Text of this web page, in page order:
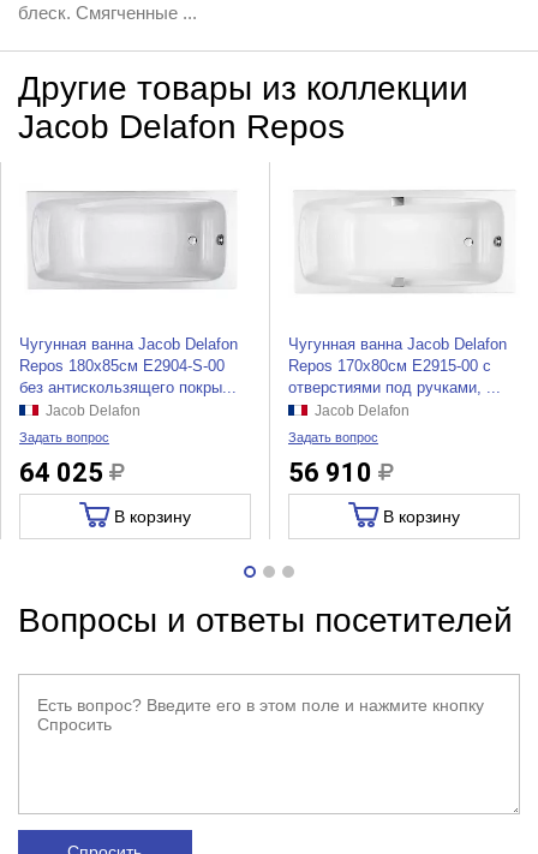
блеск. Смягченные ...
Другие товары из коллекции
Jacob Delafon Repos
Чугунная ванна Jacob Delafon
Repos 180x85см E2904-S-00
без антискользящего покры...
Jacob Delafon
Задать вопрос
64 025
В корзину
Чугунная ванна Jacob Delafon
Repos 170x80см E2915-00 с
отверстиями под ручками, ...
Jacob Delafon
Задать вопрос
56 910
В корзину
Вопросы и ответы посетителей